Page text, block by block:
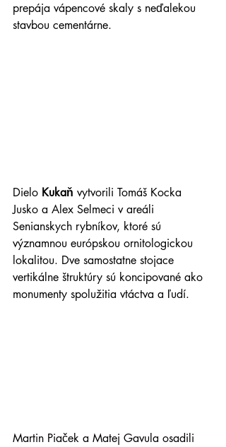
prepája vápencové skaly s neďalekou
stavbou cementárne.
Dielo Kukaň vytvorili Tomáš Kocka
Jusko a Alex Selmeci v areáli
Senianskych rybníkov, ktoré sú
významnou európskou ornitologickou
lokalitou. Dve samostatne stojace
vertikálne štruktúry sú koncipované ako
monumenty spolužitia vtáctva a ľudí.
Martin Piaček a Matej Gavula osadili